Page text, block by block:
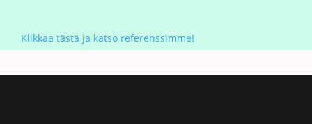
Klikkaa tästä ja katso referenssimme!